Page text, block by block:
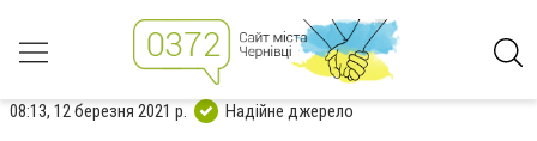
08:13, 12 березня 2021 р. Надійне джерело